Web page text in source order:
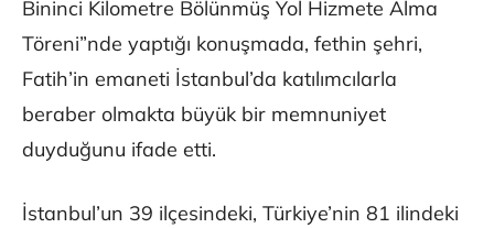
Bininci Kilometre Bölünmüş Yol Hizmete Alma
Töreni”nde yaptığı konuşmada, fethin şehri,
Fatih’in emaneti İstanbul’da katılımcılarla
beraber olmakta büyük bir memnuniyet
duyduğunu ifade etti.
İstanbul’un 39 ilçesindeki, Türkiye’nin 81 ilindeki